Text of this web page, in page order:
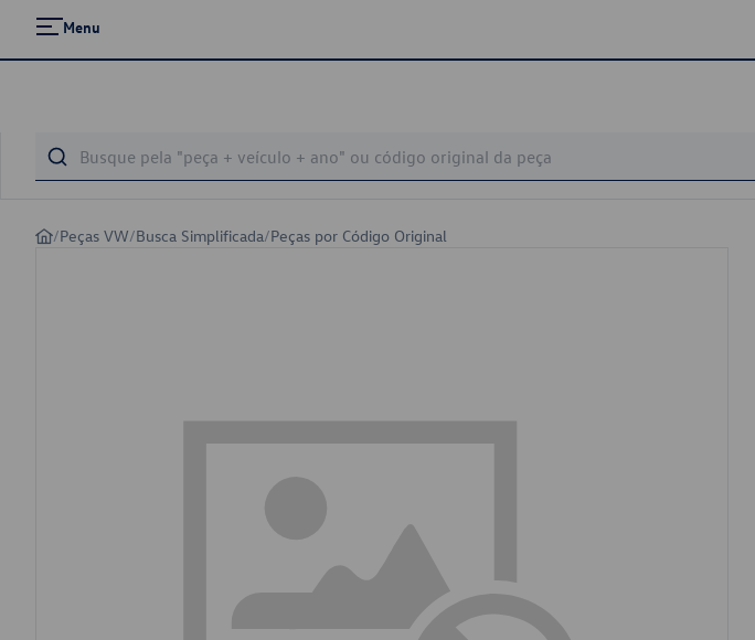
Menu
/Peças VW/Busca Simplificada/Peças por Código Original